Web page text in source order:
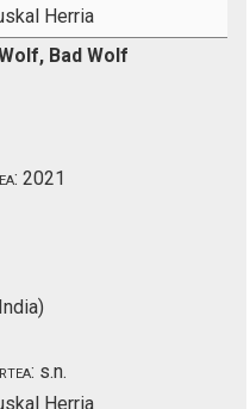
Herria
Bad Wolf
2021
s.n.
Herria